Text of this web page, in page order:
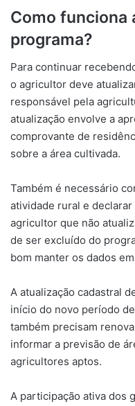
Como funciona
programa?
Para continuar
o agricultor deve
responsável pela
atualização envolve a
comprovante de
sobre a área cultivada.
Também é necessário
atividade rural e
agricultor que não
de ser excluído do
bom manter os dados
A atualização cadastral
início do novo período
também precisam
informar a previsão de
agricultores aptos.
A participação ativa dos